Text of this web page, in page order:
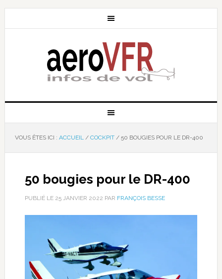
VOUS ÊTES ICI : ACCUEIL / COCKPIT /50 BOUGIES POUR LE DR-400
50 bougies pour le DR-400
PUBLIÉ LE 25 JANVIER 2022 PAR FRANÇOIS BESSE